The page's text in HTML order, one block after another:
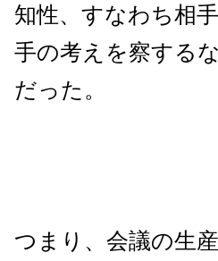
知性、すなわち相
手の考えを察する
だった。
つまり、会議の生